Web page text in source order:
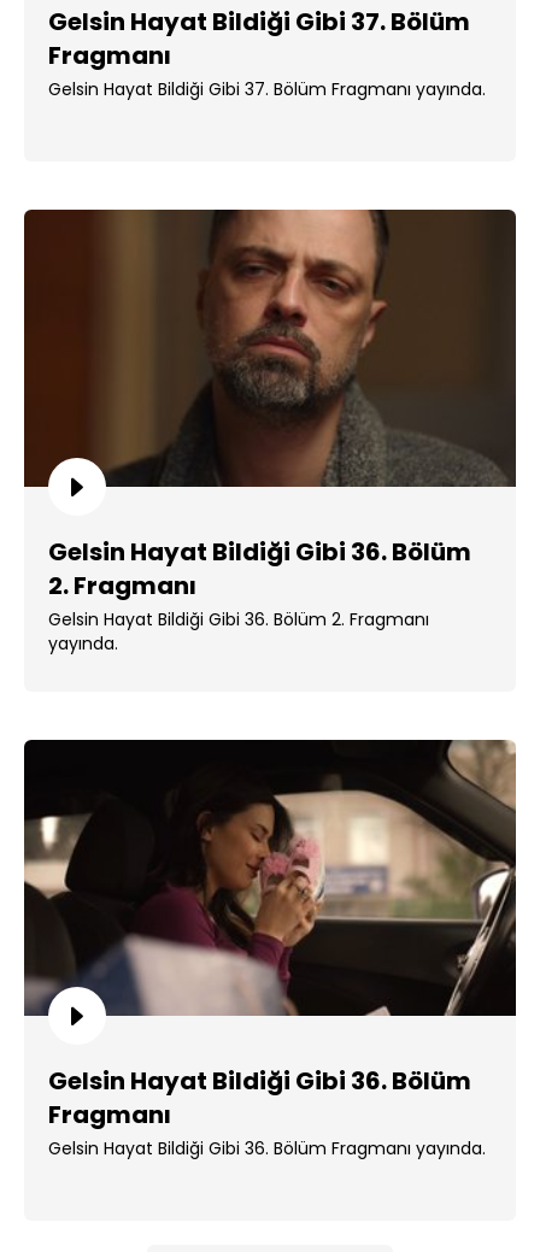
Gelsin Hayat Bildiği Gibi 37. Bölüm
Fragmanı
Gelsin Hayat Bildiği Gibi 37. Bölüm Fragmanı yayında.
Gelsin Hayat Bildiği Gibi 36. Bölüm
2. Fragmanı
Gelsin Hayat Bildiği Gibi 36. Bölüm 2. Fragmanı
yayında.
Gelsin Hayat Bildiği Gibi 36. Bölüm
Fragmanı
Gelsin Hayat Bildiği Gibi 36. Bölüm Fragmanı yayında.